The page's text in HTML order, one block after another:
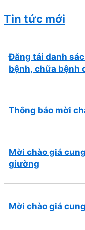
Tin tức mới
Đăng tải danh
bệnh, chữa bệnh
Thông báo mời
Mời chào giá
giường
Mời chào giá